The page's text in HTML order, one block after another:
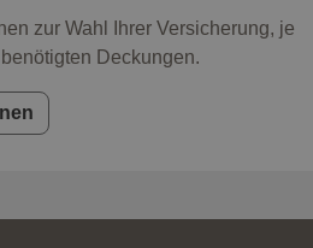
zur Wahl Ihrer Versicherung, je
Deckungen.